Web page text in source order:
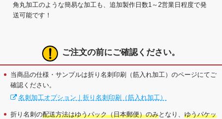
角丸加工のような簡易な加工も、追加製作日数1～2営業日程度で発
送可能です！
ご注文の前にご確認ください。
当商品の仕様・サンプルは折り名刺印刷（筋入れ加工）のページにてご
確認ください。
名刺加工オプション｜折り名刺印刷（筋入れ加工）
折り名刺の配送方法はゆうパック（日本郵便）のみとなり、 ゆうパケッ